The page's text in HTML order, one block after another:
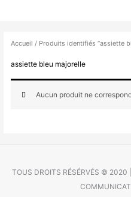
Accueil / Produits identifiés “assiette
assiette bleu majorelle
Aucun produit ne
TOUS DROITS RÉSÉRVÉS © 2020